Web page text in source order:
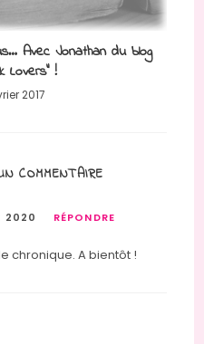
Avec Jonathan du blog
Lovers” !
2017
COMMENTAIRE
2020 RÉPONDRE
chronique. A bientôt !